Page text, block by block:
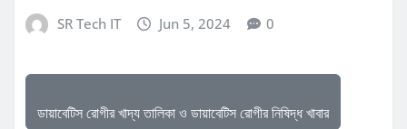
SR Tech IT Jun 5, 2024 0
ডায়াবেটিস রোগীর খাদ্য তালিকা ও ডায়াবেটিস রোগীর নিষিদ্ধ খাবার